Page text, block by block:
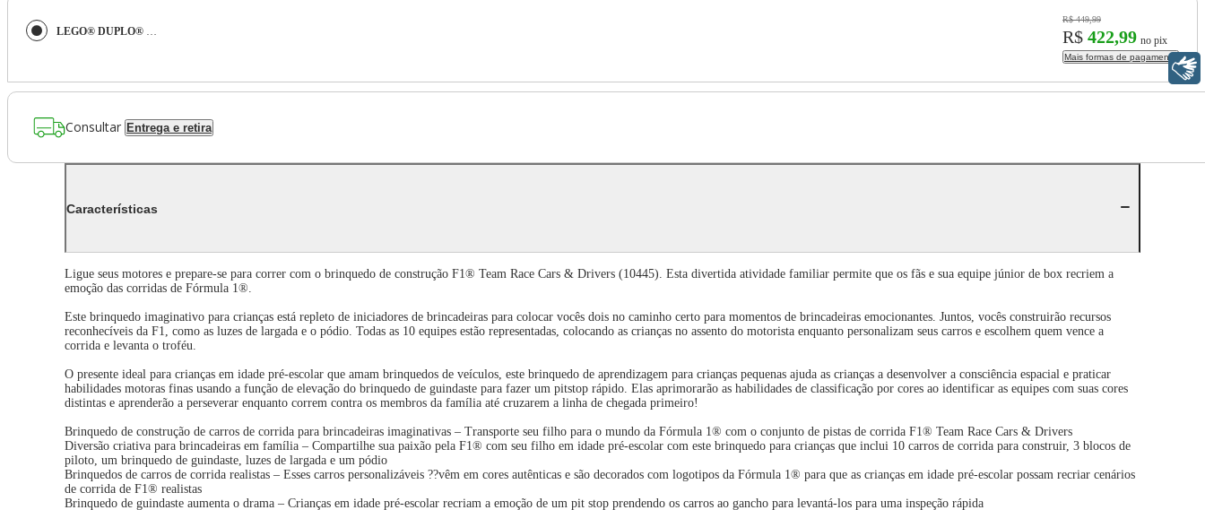
LEGO® DUPLO® - Carros e pilotos da F1®
R$ 449,99
R$ 422,99 no pix
Mais formas de pagamento
Consultar Entrega e retira
Características
Ligue seus motores e prepare-se para correr com o brinquedo de construção F1® Team Race Cars & Drivers (10445). Esta divertida atividade familiar permite que os fãs e sua equipe júnior de box recriem a
emoção das corridas de Fórmula 1®.
Este brinquedo imaginativo para crianças está repleto de iniciadores de brincadeiras para colocar vocês dois no caminho certo para momentos de brincadeiras emocionantes. Juntos, vocês construirão recursos
reconhecíveis da F1, como as luzes de largada e o pódio. Todas as 10 equipes estão representadas, colocando as crianças no assento do motorista enquanto personalizam seus carros e escolhem quem vence a
corrida e levanta o troféu.
O presente ideal para crianças em idade pré-escolar que amam brinquedos de veículos, este brinquedo de aprendizagem para crianças pequenas ajuda as crianças a desenvolver a consciência espacial e praticar
habilidades motoras finas usando a função de elevação do brinquedo de guindaste para fazer um pitstop rápido. Elas aprimorarão as habilidades de classificação por cores ao identificar as equipes com suas cores
distintas e aprenderão a perseverar enquanto correm contra os membros da família até cruzarem a linha de chegada primeiro!
Brinquedo de construção de carros de corrida para brincadeiras imaginativas – Transporte seu filho para o mundo da Fórmula 1® com o conjunto de pistas de corrida F1® Team Race Cars & Drivers
Diversão criativa para brincadeiras em família – Compartilhe sua paixão pela F1® com seu filho em idade pré-escolar com este brinquedo para crianças que inclui 10 carros de corrida para construir, 3 blocos de
piloto, um brinquedo de guindaste, luzes de largada e um pódio
Brinquedos de carros de corrida realistas – Esses carros personalizáveis ??vêm em cores autênticas e são decorados com logotipos da Fórmula 1® para que as crianças em idade pré-escolar possam recriar cenários
de corrida de F1® realistas
Brinquedo de guindaste aumenta o drama – Crianças em idade pré-escolar recriam a emoção de um pit stop prendendo os carros ao gancho para levantá-los para uma inspeção rápida
Libras